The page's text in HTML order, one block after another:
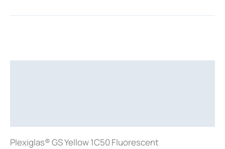
Plexiglas® GS Yellow 1C50 Fluorescent